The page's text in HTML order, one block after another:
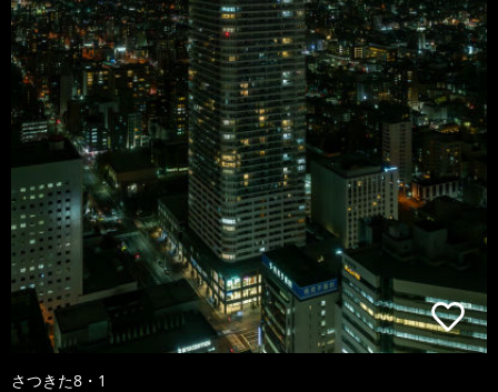
さつきた8・1